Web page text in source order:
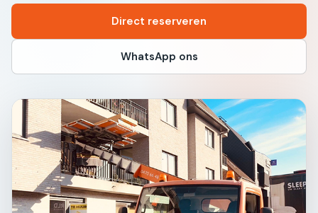
Direct reserveren
WhatsApp ons